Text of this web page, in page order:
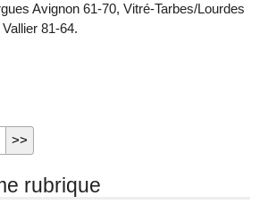
Avignon 61-70, Vitré-Tarbes/Lourdes
81-64.
rubrique